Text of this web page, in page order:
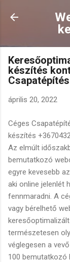
készítés
április 20, 2022
Céges
készítés
Az elmúlt
bemutatkozó
egyre kevesebb
aki online jelenlét
fennmaradni. A
vagy bérelhető
természetesen
véglegesen a
100 bemutatkozó